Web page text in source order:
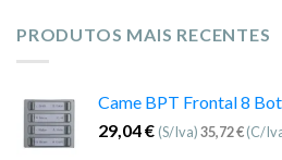
PRODUTOS MAIS RECENTES
Came BPT Frontal 8
29,04€ (S/Iva)35,72€(C/